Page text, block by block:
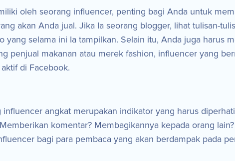
oleh seorang influencer, penting bagi Anda untuk
akan Anda jual. Jika Ia seorang blogger, lihat tulisan-
selama ini Ia tampilkan. Selain itu, Anda juga harus
penjual makanan atau merek fashion, influencer yang
di Facebook.
angkat merupakan indikator yang harus
komentar? Membagikannya kepada orang
bagi para pembaca yang akan berdampak pada